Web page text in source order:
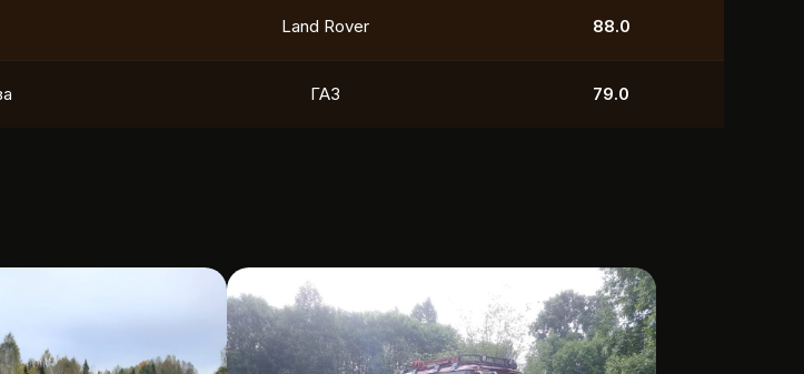
УАЗ 211.0
Toyota 118.5